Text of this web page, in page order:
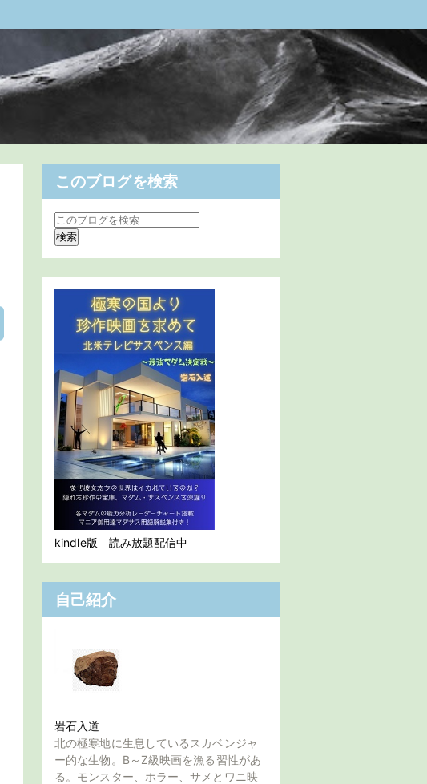
このブログを検索
kindle版 読み放題配信中
自己紹介
岩石入道
北の極寒地に生息しているスカベンジャ
ー的な生物。B～Z級映画を漁る習性があ
る。モンスター、ホラー、サメとワニ映